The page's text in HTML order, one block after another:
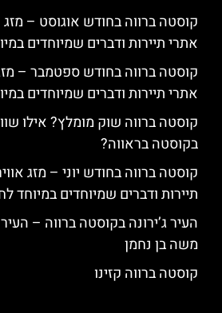
קוסטה ברווה בחודש אוגוסט – מזג
אתרי תיירות ודברים שמיוחדים
קוסטה ברווה בחודש ספטמבר –
אתרי תיירות ודברים שמיוחדים
קוסטה ברווה שוק מומלץ? אילו
בקוסטה בראווה?
קוסטה ברווה בחודש יוני – מזג
תיירות ודברים שמיוחדים במיוחד
העיר ג’ירונה בקוסטה ברווה –
משה בן נחמן
קוסטה ברווה קזינו